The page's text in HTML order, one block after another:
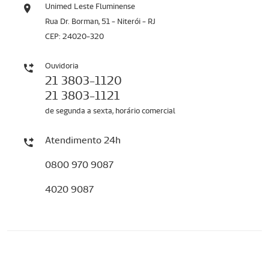
Unimed Leste Fluminense
Rua Dr. Borman, 51 - Niterói - RJ
CEP: 24020-320
Ouvidoria
21 3803-1120
21 3803-1121
de segunda a sexta, horário comercial
Atendimento 24h
0800 970 9087
4020 9087